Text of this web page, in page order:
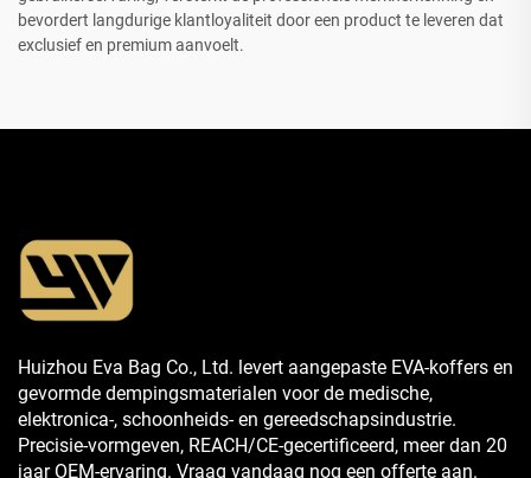
bevordert langdurige klantloyaliteit door een product te leveren dat
exclusief en premium aanvoelt.
Huizhou Eva Bag Co., Ltd. levert aangepaste EVA-koffers en
gevormde dempingsmaterialen voor de medische,
elektronica-, schoonheids- en gereedschapsindustrie.
Precisie-vormgeven, REACH/CE-gecertificeerd, meer dan 20
jaar OEM-ervaring. Vraag vandaag nog een offerte aan.